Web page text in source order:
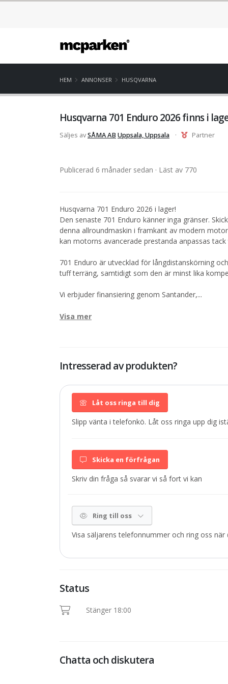
HEM ANNONSER HUSQVARNA
Husqvarna 701 Enduro 2026 finns i
Säljes avSÅMA ABUppsala, Uppsala · Partner
Publicerad 6 månader sedan · Läst av 770
Husqvarna 701 Enduro 2026 i lager!
Den senaste 701 Enduro känner inga gränser.
denna allroundmaskin i framkant av modern
kan motorns avancerade prestanda anpassas
701 Enduro är utvecklad för långdistanskörning
tuff terräng, samtidigt som den är minst lika
Vi erbjuder finansiering genom Santander,...
Visa mer
Intresserad av produkten?
Låt oss ringa till dig
Slipp vänta i telefonkö. Låt oss ringa upp dig
Skicka en förfrågan
Skriv din fråga så svarar vi så fort vi kan
Ring till oss
Visa säljarens telefonnummer och ring oss när
Status
Stänger 18:00
Chatta och diskutera